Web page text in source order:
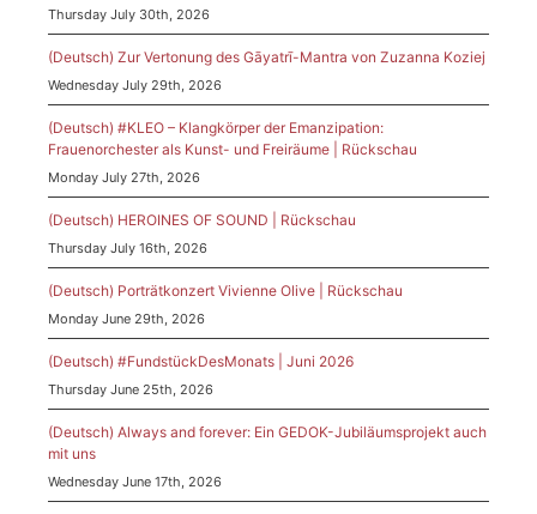
Thursday July 30th, 2026
(Deutsch) Zur Vertonung des Gāyatrī-Mantra von Zuzanna Koziej
Wednesday July 29th, 2026
(Deutsch) #KLEO – Klangkörper der Emanzipation:
Frauenorchester als Kunst- und Freiräume | Rückschau
Monday July 27th, 2026
(Deutsch) HEROINES OF SOUND | Rückschau
Thursday July 16th, 2026
(Deutsch) Porträtkonzert Vivienne Olive | Rückschau
Monday June 29th, 2026
(Deutsch) #FundstückDesMonats | Juni 2026
Thursday June 25th, 2026
(Deutsch) Always and forever: Ein GEDOK-Jubiläumsprojekt auch
mit uns
Wednesday June 17th, 2026